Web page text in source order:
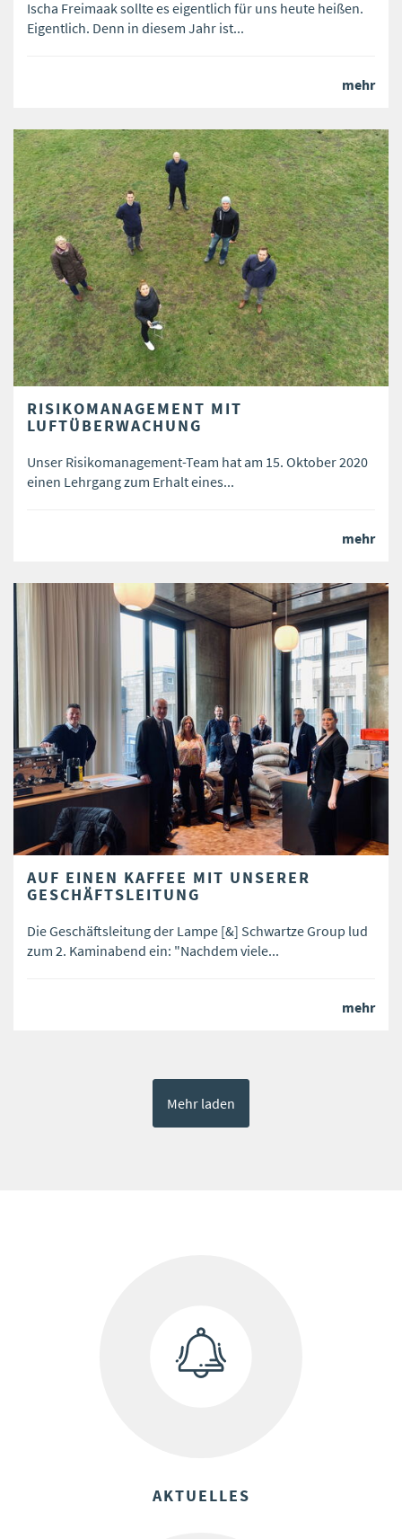
Ischa Freimaak sollte es eigentlich für uns heute heißen.
Eigentlich. Denn in diesem Jahr ist...
mehr
RISIKOMANAGEMENT MIT
LUFTÜBERWACHUNG
Unser Risikomanagement-Team hat am 15. Oktober 2020
einen Lehrgang zum Erhalt eines...
mehr
AUF EINEN KAFFEE MIT UNSERER
GESCHÄFTSLEITUNG
Die Geschäftsleitung der Lampe [&] Schwartze Group lud
zum 2. Kaminabend ein: "Nachdem viele...
mehr
Mehr laden
AKTUELLES